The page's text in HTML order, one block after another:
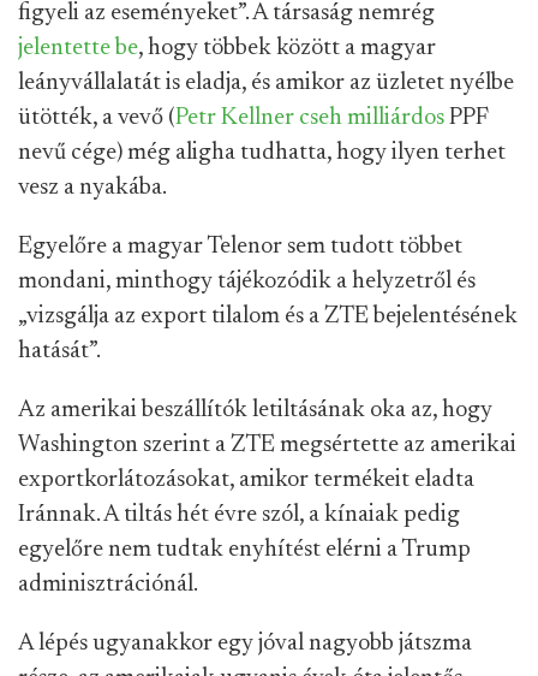
figyeli az eseményeket”. A társaság nemrég
jelentette be, hogy többek között a magyar
leányvállalatát is eladja, és amikor az üzletet nyélbe
ütötték, a vevő (Petr Kellner cseh milliárdos PPF
nevű cége) még aligha tudhatta, hogy ilyen terhet
vesz a nyakába.
Egyelőre a magyar Telenor sem tudott többet
mondani, minthogy tájékozódik a helyzetről és
„vizsgálja az export tilalom és a ZTE bejelentésének
hatását”.
Az amerikai beszállítók letiltásának oka az, hogy
Washington szerint a ZTE megsértette az amerikai
exportkorlátozásokat, amikor termékeit eladta
Iránnak. A tiltás hét évre szól, a kínaiak pedig
egyelőre nem tudtak enyhítést elérni a Trump
adminisztrációnál.
A lépés ugyanakkor egy jóval nagyobb játszma